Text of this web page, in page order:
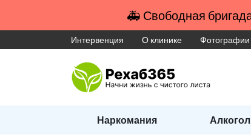
🚑 Свободная
Интервенция О клинике Фотографии
Наркомания